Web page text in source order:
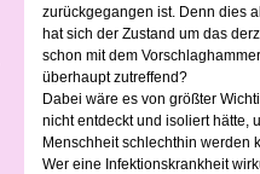
zurückgegangen ist. Denn dies
hat sich der Zustand um das
schon mit dem
überhaupt zutreffend?
Dabei wäre es von größter
nicht entdeckt und isoliert hätte,
Menschheit schlechthin werden
Wer eine Infektionskrankheit